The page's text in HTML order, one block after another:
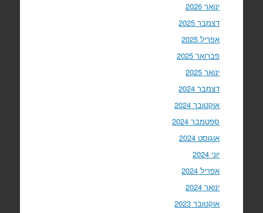
ינואר 2026
דצמבר 2025
אפריל 2025
פברואר 2025
ינואר 2025
דצמבר 2024
אוקטובר 2024
ספטמבר 2024
אוגוסט 2024
יוני 2024
אפריל 2024
ינואר 2024
אוקטובר 2023